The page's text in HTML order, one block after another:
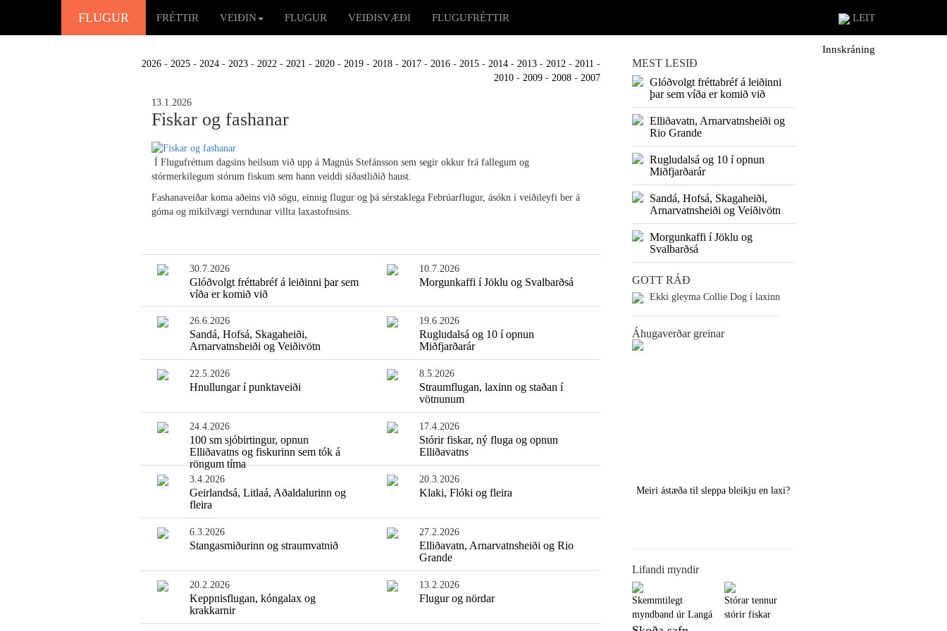
FLUGUR FRÉTTIR VEIÐIN FLUGUR VEIÐISVÆÐI FLUGUFRÉTTIR LEIT
Innskráning
2026 - 2025 - 2024 - 2023 - 2022 - 2021 - 2020 - 2019 - 2018 - 2017 - 2016 - 2015 - 2014 - 2013 - 2012 - 2011 -
2010 - 2009 - 2008 - 2007
13.1.2026
Fiskar og fashanar
Í Flugufréttum dagsins heilsum við upp á Magnús Stefánsson sem segir okkur frá fallegum og
stórmerkilegum stórum fiskum sem hann veiddi síðastliðið haust.
Fashanaveiðar koma aðeins við sögu, einnig flugur og þá sérstaklega Febrúarflugur, ásókn í veiðileyfi ber á
góma og mikilvægi verndunar villta laxastofnsins.
30.7.2026
Glóðvolgt fréttabréf á leiðinni þar sem
víða er komið við
10.7.2026
Morgunkaffi í Jöklu og Svalbarðsá
26.6.2026
Sandá, Hofsá, Skagaheiði,
Arnarvatnsheiði og Veiðivötn
19.6.2026
Rugludalsá og 10 í opnun
Miðfjarðarár
22.5.2026
Hnullungar í punktaveiði
8.5.2026
Straumflugan, laxinn og staðan í
vötnunum
24.4.2026
100 sm sjóbirtingur, opnun
Elliðavatns og fiskurinn sem tók á
röngum tíma
17.4.2026
Stórir fiskar, ný fluga og opnun
Elliðavatns
3.4.2026
Geirlandsá, Litlaá, Aðaldalurinn og
fleira
20.3.2026
Klaki, Flóki og fleira
6.3.2026
Stangasmiðurinn og straumvatnið
27.2.2026
Elliðavatn, Arnarvatnsheiði og Rio
Grande
20.2.2026
Keppnisflugan, kóngalax og
krakkarnir
13.2.2026
Flugur og nördar
MEST LESIÐ
Glóðvolgt fréttabréf á leiðinni
þar sem víða er komið við
Elliðavatn, Arnarvatnsheiði og
Rio Grande
Rugludalsá og 10 í opnun
Miðfjarðarár
Sandá, Hofsá, Skagaheiði,
Arnarvatnsheiði og Veiðivötn
Morgunkaffi í Jöklu og
Svalbarðsá
GOTT RÁÐ
Ekki gleyma Collie Dog í laxinn
Áhugaverðar greinar
Einfaldasta fiskisúpan Meiri ástæða til sleppa bleikju en laxi?
Lifandi myndir
Skemmtilegt
myndband úr Langá
Stórar tennur
stórir fiskar